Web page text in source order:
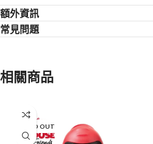
額外資訊
常見問題
相關商品
SOLD OUT